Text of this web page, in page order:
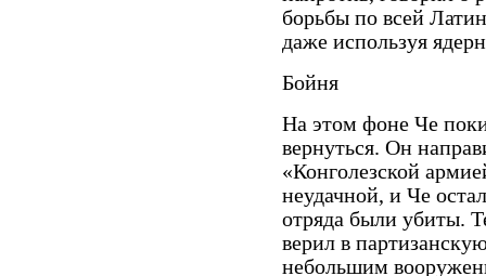
борьбы по всей
даже используя
Бойня
На этом фоне Че
вернуться. Он
«Конголезской
неудачной, и Че
отряда были убиты.
верил в
небольшим